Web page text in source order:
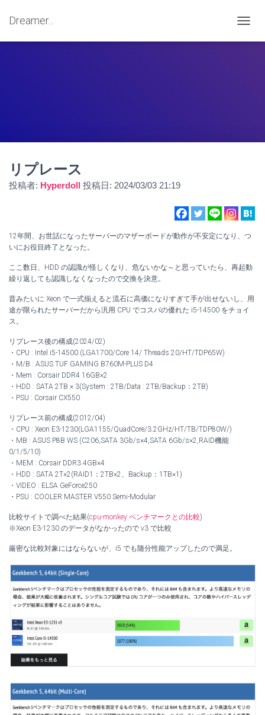
Dreamer...
ビ
替
リプレース
投稿者: Hyperdoll 投稿日: 2024/03/03 21:19
12年間、お世話になったサーバーのマザーボードが動作が不安定になり、つ
いにお役目終了となった。
ここ数日、HDD の認識が怪しくなり、危ないかな～と思っていたら、再起動
繰り返しても認識しなくなったので交換を決意。
昔みたいに Xeon で一式揃えると流石に高価になりすぎて手が出せないし、用
途が限られたサーバーだから汎用 CPU でコスパの優れた i5-14500 をチョイ
ス。
リプレース後の構成(2024/02)
・CPU : Intel i5-14500 (LGA1700/Core 14/ Threads 20/HT/TDP65W)
・M/B : ASUS TUF GAMING B760M-PLUS D4
・Mem : Corsair DDR4 16GB×2
・HDD : SATA 2TB × 3(System : 2TB/Data : 2TB/Backup：2TB)
・PSU : Corsair CX550
リプレース前の構成(2012/04)
・CPU : Xeon E3-1230(LGA1155/QuadCore/3.2GHz/HT/TB/TDP80W/)
・MB : ASUS P8B WS (C206,SATA 3Gb/s×4,SATA 6Gb/s×2,RAID機能
0/1/5/10)
・MEM : Corsair DDR3 4GB×4
・HDD : SATA 2T×2(RAID1：2TB×2、Backup：1TB×1)
・VIDEO : ELSA GeForce250
・PSU : COOLER MASTER V550 Semi-Modular
比較サイトで調べた結果(cpu-monkey ベンチマークとの比較)
※Xeon E3-1230 のデータがなかったので v3 で比較
厳密な比較対象にはならないが、i5 でも随分性能アップしたので満足。